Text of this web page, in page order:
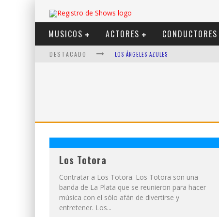
MUSICOS ACTORES CONDUCTORES
DESTACADO LOS ÁNGELES AZULES
DUKI
Los Totora
Contratar a Los Totora. Los Totora son una
banda de La Plata que se reunieron para hacer
música con el sólo afán de divertirse y
entretener. Los...